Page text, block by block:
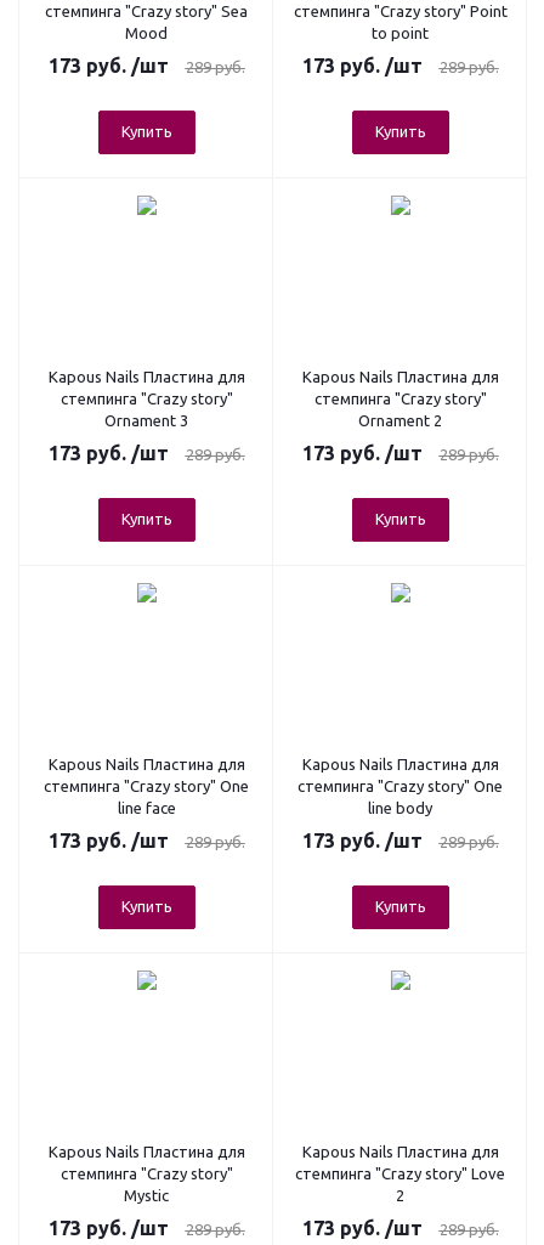
стемпинга "Crazy story" Sea
Mood
173 руб. /шт 289руб.
Купить
стемпинга "Crazy story" Point
to point
173 руб. /шт 289руб.
Купить
Kapous Nails Пластина для
стемпинга "Crazy story"
Ornament 3
173 руб. /шт 289руб.
Купить
Kapous Nails Пластина для
стемпинга "Crazy story"
Ornament 2
173 руб. /шт 289руб.
Купить
Kapous Nails Пластина для
стемпинга "Crazy story" One
line face
173 руб. /шт 289руб.
Купить
Kapous Nails Пластина для
стемпинга "Crazy story" One
line body
173 руб. /шт 289руб.
Купить
Kapous Nails Пластина для
стемпинга "Crazy story"
Mystic
173 руб. /шт 289руб.
Kapous Nails Пластина для
стемпинга "Crazy story" Love
2
173 руб. /шт 289руб.